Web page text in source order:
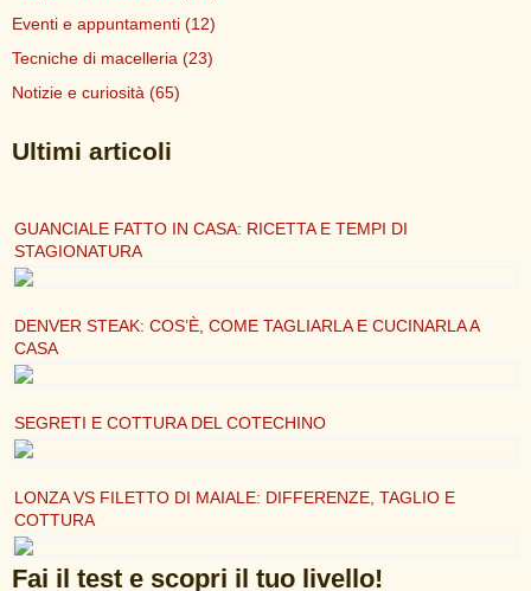
Eventi e appuntamenti (12)
Tecniche di macelleria (23)
Notizie e curiosità (65)
Ultimi articoli
GUANCIALE FATTO IN CASA: RICETTA E TEMPI DI
STAGIONATURA
DENVER STEAK: COS’È, COME TAGLIARLA E CUCINARLA A
CASA
SEGRETI E COTTURA DEL COTECHINO
LONZA VS FILETTO DI MAIALE: DIFFERENZE, TAGLIO E
COTTURA
Fai il test e scopri il tuo livello!